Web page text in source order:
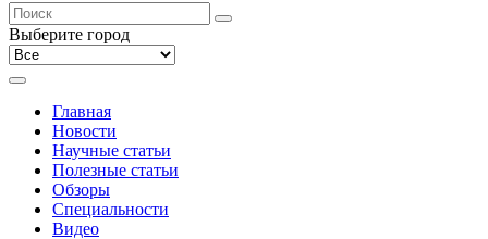
Выберите город
Главная
Новости
Научные статьи
Полезные статьи
Обзоры
Специальности
Видео